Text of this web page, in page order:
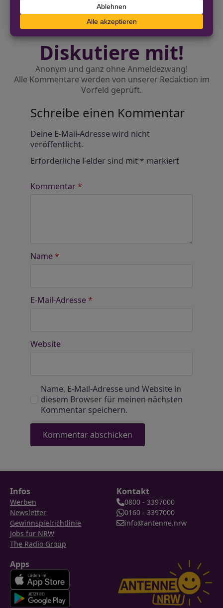
Diskutiere mit!
Anonym und ganz ohne Anmeldezwang!
Alle Kommentare werden von unserer Redaktion im
Vorfeld geprüft.
Schreibe einen Kommentar
Deine E-Mail-Adresse wird nicht
veröffentlicht.
Erforderliche Felder sind mit* markiert
Kommentar*
Name *
E-Mail-Adresse *
Website
Name, E-Mail-Adresse und Website in
diesem Browser für meinen nächsten
Kommentar speichern.
Infos
Werben
Newsletter
Gewinnspielrichtlinie
Jobs für NRW
The Radio Group
Kontakt
0800 - 3397000
0160 - 3397000
info@antenne.nrw
Apps